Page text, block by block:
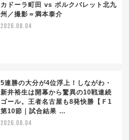
カドーラ町田 vs ボルクバレット北九
州／撮影＝満本泰介
2026.08.04
5連勝の大分が4位浮上！しながわ・
新井裕生は開幕から驚異の10戦連続
ゴール。王者名古屋も8発快勝【Ｆ1
第10節｜試合結果 …
2026.08.04